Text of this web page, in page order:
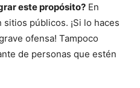
este propósito? En
públicos. ¡Si lo haces
ofensa! Tampoco
de personas que estén